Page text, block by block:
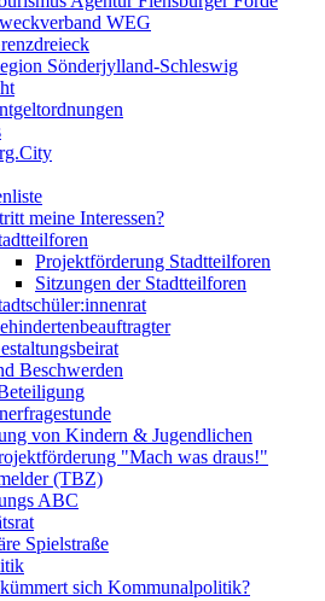
WEG
Sönderjylland-Schleswig
meine Interessen?
Projektförderung Stadtteilforen
Sitzungen der Stadtteilforen
Beschwerden
von Kindern & Jugendlichen
"Mach was draus!"
(TBZ)
ABC
Spielstraße
sich Kommunalpolitik?